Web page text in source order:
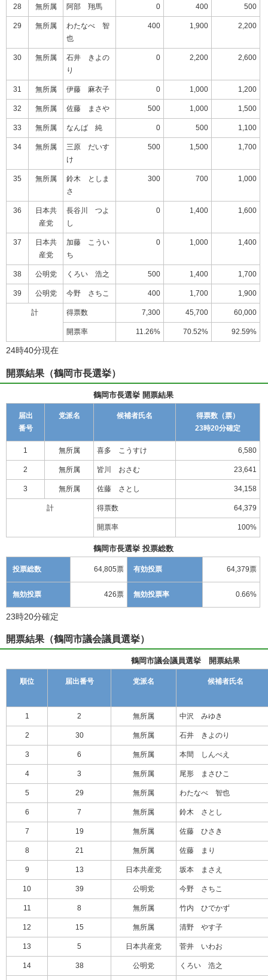
28 無所属 阿部 翔馬 0 400 500
29 無所属
わたなべ 智
也
400 1,900 2,200
30 無所属
石井 きよの
り
0 2,200 2,600
31 無所属 伊藤 麻衣子 0 1,000 1,200
32 無所属 佐藤 まさや 500 1,000 1,500
33 無所属 なんば 純 0 500 1,100
34 無所属
三原 だいす
け
500 1,500 1,700
35 無所属
鈴木 としま
さ
300 700 1,000
36
日本共
産党
長谷川 つよ
し
0 1,400 1,600
37
日本共
産党
加藤 こうい
ち
0 1,000 1,400
38 公明党 くろい 浩之 500 1,400 1,700
39 公明党 今野 さちこ 400 1,700 1,900
計 得票数 7,300 45,700 60,000
開票率 11.26% 70.52% 92.59%
24時40分現在
開票結果（鶴岡市長選挙）
鶴岡市長選挙 開票結果
届出
番号
党派名 候補者氏名
得票数（票）
23時20分確定
1 無所属 喜多 こうすけ 6,580
2 無所属 皆川 おさむ 23,641
3 無所属 佐藤 さとし 34,158
計 得票数 64,379
開票率 100%
鶴岡市長選挙 投票総数
投票総数 64,805票 有効投票 64,379票
無効投票 426票 無効投票率 0.66%
23時20分確定
開票結果（鶴岡市議会議員選挙）
鶴岡市議会議員選挙 開票結果
順位 届出番号 党派名 候補者氏名
1 2 無所属 中沢 みゆき
2 30 無所属 石井 きよのり
3 6 無所属 本間 しんべえ
4 3 無所属 尾形 まさひこ
5 29 無所属 わたなべ 智也
6 7 無所属 鈴木 さとし
7 19 無所属 佐藤 ひさき
8 21 無所属 佐藤 まり
9 13 日本共産党 坂本 まさえ
10 39 公明党 今野 さちこ
11 8 無所属 竹内 ひでかず
12 15 無所属 清野 やす子
13 5 日本共産党 菅井 いわお
14 38 公明党 くろい 浩之